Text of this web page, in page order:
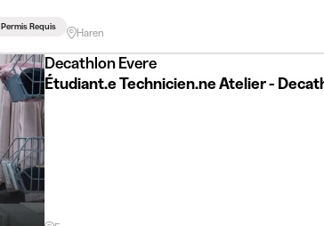
Permis Requis Haren
Decathlon Evere
Étudiant.e Technicien.ne Atelier -